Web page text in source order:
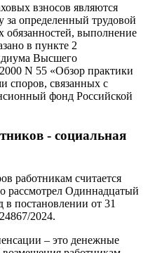
взносов являются
определенный трудовой
обязанностей, выполнение
в пункте 2
Высшего
N 55 «Обзор практики
споров, связанных с
фонд Российской
- социальная
работникам считается
рассмотрел Одиннадцатый
постановлении от 31
2024.
– это денежные